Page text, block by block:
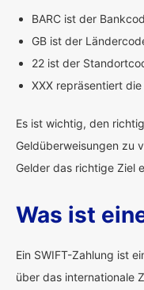
BARC ist der
GB ist der
22 ist der
XXX repräsentiert
Es ist wichtig, den
Geldüberweisungen zu
Gelder das richtige Ziel
Was ist
Ein SWIFT-Zahlung ist
über das internationale